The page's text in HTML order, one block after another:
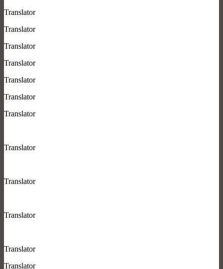
Translator
Translator
Translator
Translator
Translator
Translator
Translator
Translator
Translator
Translator
Translator
Translator